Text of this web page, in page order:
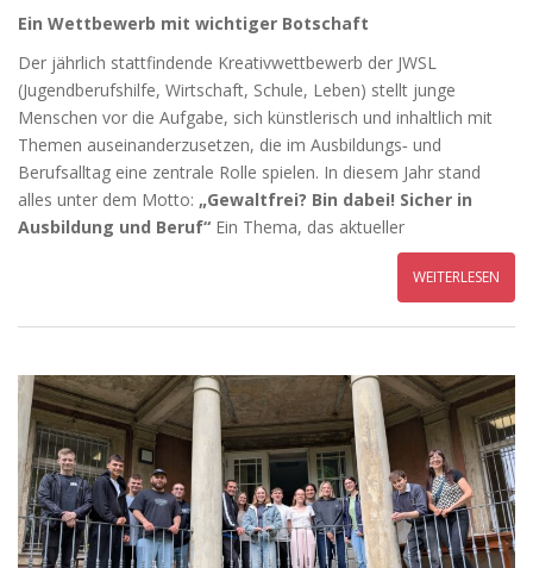
Ein Wettbewerb mit wichtiger Botschaft
Der jährlich stattfindende Kreativwettbewerb der JWSL
(Jugendberufshilfe, Wirtschaft, Schule, Leben) stellt junge
Menschen vor die Aufgabe, sich künstlerisch und inhaltlich mit
Themen auseinanderzusetzen, die im Ausbildungs‑ und
Berufsalltag eine zentrale Rolle spielen. In diesem Jahr stand
alles unter dem Motto: „Gewaltfrei? Bin dabei! Sicher in
Ausbildung und Beruf“ Ein Thema, das aktueller
WEITERLESEN